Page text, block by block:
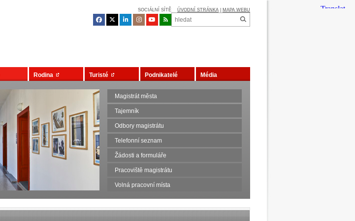
SOCIÁLNÍ SÍTĚ ÚVODNÍ STRÁNKA MAPA WEBU
Rodina Turisté Podnikatelé Média
Magistrát města
Tajemník
Odbory magistrátu
Telefonní seznam
Žádosti a formuláře
Pracoviště magistrátu
Volná pracovní místa